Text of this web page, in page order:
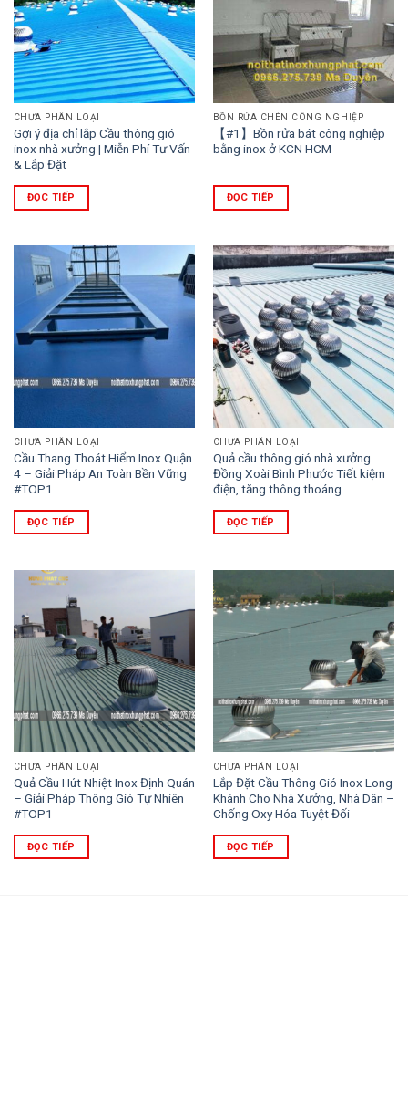
CHƯA PHÂN LOẠI
Gợi ý địa chỉ lắp Cầu thông gió
inox nhà xưởng | Miễn Phí Tư Vấn
& Lắp Đặt
ĐỌC TIẾP
BỒN RỬA CHÉN CÔNG NGHIỆP
【#1】Bồn rửa bát công nghiệp
bằng inox ở KCN HCM
ĐỌC TIẾP
CHƯA PHÂN LOẠI
Cầu Thang Thoát Hiểm Inox Quận
4 – Giải Pháp An Toàn Bền Vững
#TOP1
ĐỌC TIẾP
CHƯA PHÂN LOẠI
Quả cầu thông gió nhà xưởng
Đồng Xoài Bình Phước Tiết kiệm
điện, tăng thông thoáng
ĐỌC TIẾP
CHƯA PHÂN LOẠI
Quả Cầu Hút Nhiệt Inox Định Quán
– Giải Pháp Thông Gió Tự Nhiên
#TOP1
ĐỌC TIẾP
CHƯA PHÂN LOẠI
Lắp Đặt Cầu Thông Gió Inox Long
Khánh Cho Nhà Xưởng, Nhà Dân –
Chống Oxy Hóa Tuyệt Đối
ĐỌC TIẾP